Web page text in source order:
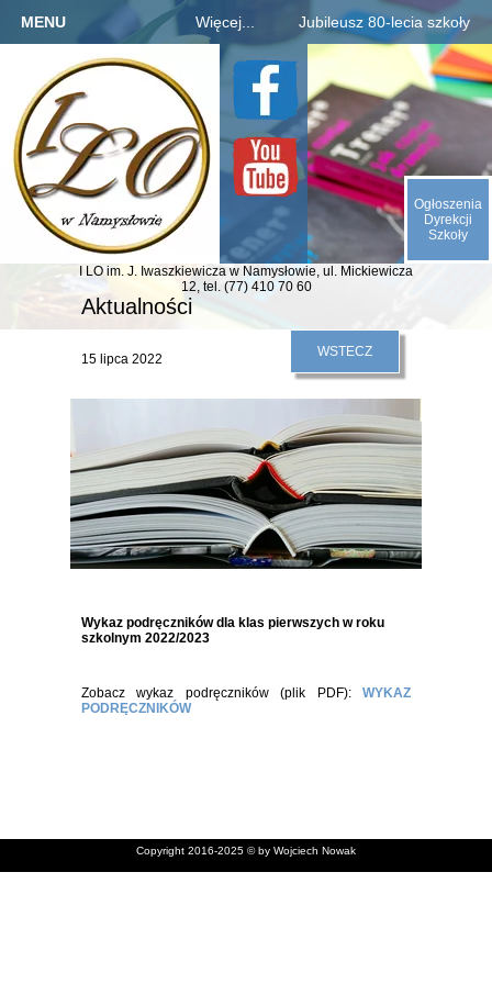
Aktualności
WSTECZ
15 lipca 2022
Wykaz podręczników dla klas pierwszych w roku
szkolnym 2022/2023
Zobacz wykaz podręczników (plik PDF): WYKAZ
PODRĘCZNIKÓW
MENU
Strona główna
O nas
Galeria
Kontakt
Więcej...
Szkoła
Kandydaci
Uczniowie
Rodzice
E-SZKOŁA
Jubileusz 80-lecia szkoły
Informacje o jubileuszu
Rejestracja absolwentów
Płatności za zjazd, bal
Fotogaleria archiwaliów
Kalendarium 1945-2025
Animacje (liczby, daty)
Odliczamy dni do zjazdu
Ogłoszenia
Dyrekcji
Szkoły
I LO im. J. Iwaszkiewicza w Namysłowie, ul. Mickiewicza
12, tel. (77) 410 70 60
Copyright 2016-2025 © by Wojciech Nowak